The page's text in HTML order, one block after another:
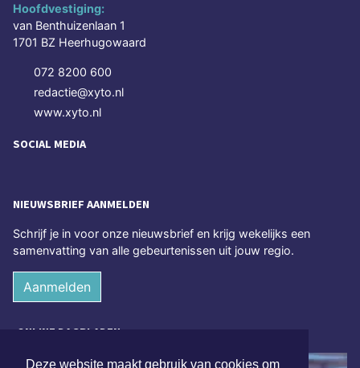
Deze website maakt gebruik van cookies om
Hoofdvestiging:
van Benthuizenlaan 1
1701 BZ Heerhugowaard
072 8200 600
redactie@xyto.nl
www.xyto.nl
SOCIAL MEDIA
NIEUWSBRIEF AANMELDEN
Schrijf je in voor onze nieuwsbrief en krijg wekelijks een
samenvatting van alle gebeurtenissen uit jouw regio.
Aanmelden
ONLINE DAGBLADEN